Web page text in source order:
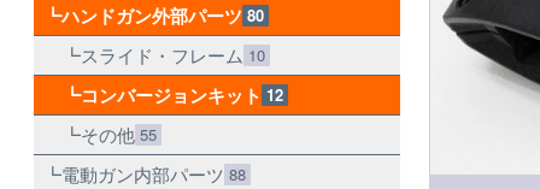
ハンドガン外部パーツ 80
スライド・フレーム 10
コンバージョンキット 12
その他 55
電動ガン内部パーツ 88